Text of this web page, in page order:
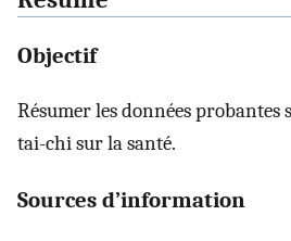
Objectif
Résumer les données probantes
tai-chi sur la santé.
Sources d’information